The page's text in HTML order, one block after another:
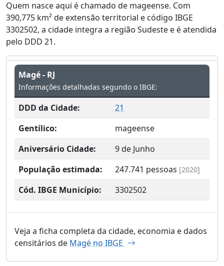
Quem nasce aqui é chamado de mageense. Com
390,775 km² de extensão territorial e código IBGE
3302502, a cidade integra a região Sudeste e é atendida
pelo DDD 21.
Magé - RJ
Informações detalhadas segundo o IBGE:
DDD da Cidade:
21
Gentílico:
mageense
Aniversário Cidade:
9 de Junho
População estimada:
247.741 pessoas [2020]
Cód. IBGE Município: 3302502
Veja a ficha completa da cidade, economia e dados
censitários de Magé no IBGE